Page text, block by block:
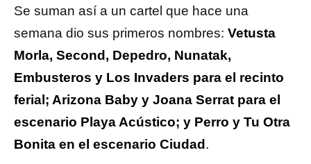
Se suman así a un cartel que hace una
semana dio sus primeros nombres: Vetusta
Morla, Second, Depedro, Nunatak,
Embusteros y Los Invaders para el recinto
ferial; Arizona Baby y Joana Serrat para el
escenario Playa Acústico; y Perro y Tu Otra
Bonita en el escenario Ciudad .